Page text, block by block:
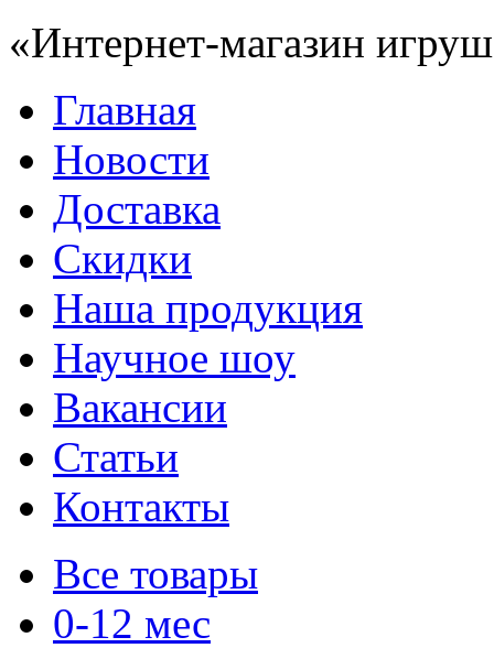
«Интернет-магазин
Главная
Новости
Доставка
Скидки
Наша продукция
Научное шоу
Вакансии
Статьи
Контакты
Все товары
0-12 мес